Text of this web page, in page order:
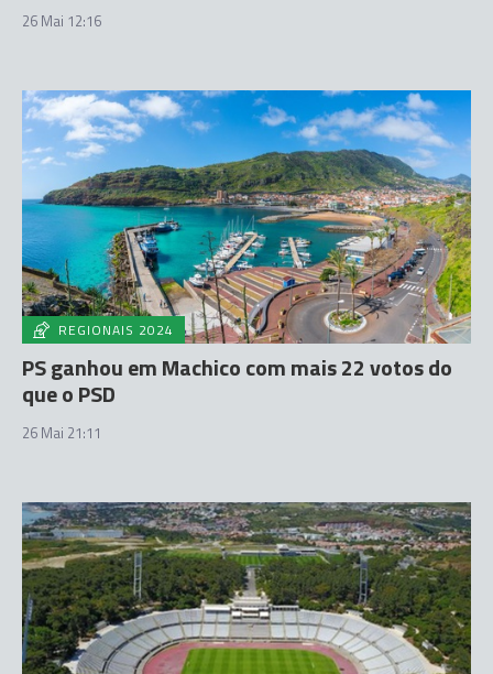
26 Mai 12:16
REGIONAIS 2024
PS ganhou em Machico com mais 22 votos do
que o PSD
26 Mai 21:11